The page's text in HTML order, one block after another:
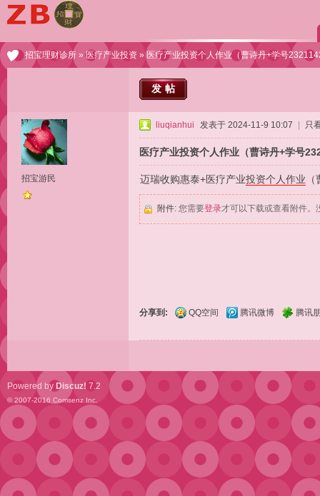
招宝理财诊所 »医疗产业投资 » 医疗产业投资个人作业（曹诗丹+学号
发帖
招宝游民
liuqianhui 发表于 2024-11-9 10:07 只
医疗产业投资个人作业（曹诗丹+学号
迈瑞收购惠泰+医疗产业投资个人作业
附件: 您需要登录才可以下载或查看附件。
分享到: QQ空间 腾讯微博 腾讯
Powered by Discuz! 7.2
© 2007-2016 Comsenz Inc.